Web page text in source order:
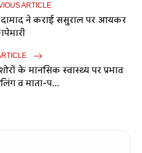
ARTICLE
दामाद ने कराई ससुराल पर आयकर
के मानसिक स्वास्थ्य पर प्रभाव
व माता-प...